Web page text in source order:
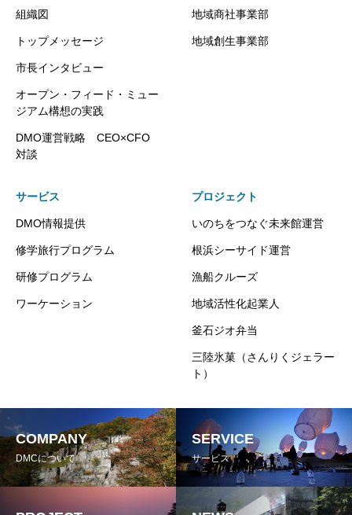
組織図
トップメッセージ
市長インタビュー
オープン・フィード・ミュー
ジアム構想の実践
DMO運営戦略 CEO×CFO
対談
地域商社事業部
地域創生事業部
サービス
DMO情報提供
修学旅行プログラム
研修プログラム
ワーケーション
プロジェクト
いのちをつなぐ未来館運営
根浜シーサイド運営
漁船クルーズ
地域活性化起業人
釜石ジオ弁当
三陸氷菓（さんりくジェラー
ト）
COMPANY
DMCについて
SERVICE
サービス